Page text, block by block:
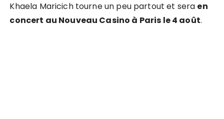
Khaela Maricich tourne un peu partout et sera en
concert au Nouveau Casino à Paris le 4 août.